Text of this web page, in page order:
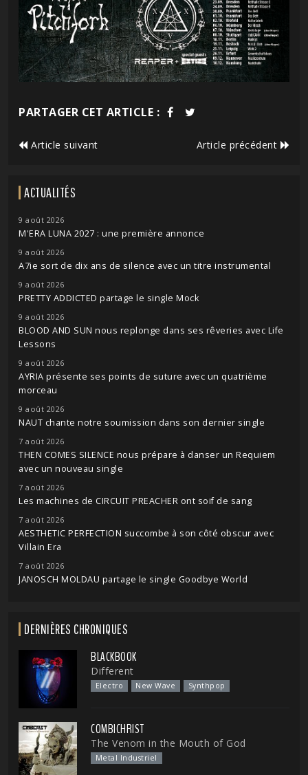
PARTAGER CET ARTICLE :
Article suivant Article précédent
ACTUALITÉS
9 août 2026
M'ERA LUNA 2027 : une première annonce
9 août 2026
A7ie sort de dix ans de silence avec un titre instrumental
9 août 2026
PRETTY ADDICTED partage le single Mock
9 août 2026
BLOOD AND SUN nous replonge dans ses rêveries avec Life
Lessons
9 août 2026
AYRIA présente ses points de suture avec un quatrième
morceau
9 août 2026
NAUT chante notre soumission dans son dernier single
7 août 2026
THEN COMES SILENCE nous prépare à danser un Requiem
avec un nouveau single
7 août 2026
Les machines de CIRCUIT PREACHER ont soif de sang
7 août 2026
AESTHETIC PERFECTION succombe à son côté obscur avec
Villain Era
7 août 2026
JANOSCH MOLDAU partage le single Goodbye World
DERNIÈRES CHRONIQUES
BLACKBOOK
Different
Electro New Wave Synthpop
COMBICHRIST
The Venom in the Mouth of God
Metal Industriel